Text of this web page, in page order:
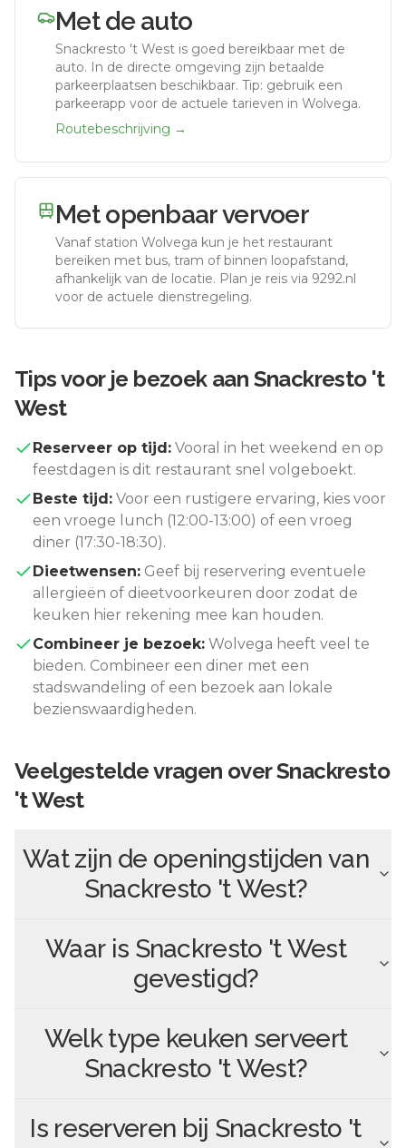
Met de auto
Snackresto 't West is goed bereikbaar met de
auto. In de directe omgeving zijn betaalde
parkeerplaatsen beschikbaar. Tip: gebruik een
parkeerapp voor de actuele tarieven in Wolvega.
Routebeschrijving →
Met openbaar vervoer
Vanaf station Wolvega kun je het restaurant
bereiken met bus, tram of binnen loopafstand,
afhankelijk van de locatie. Plan je reis via 9292.nl
voor de actuele dienstregeling.
Tips voor je bezoek aan Snackresto 't
West
Reserveer op tijd: Vooral in het weekend en op
feestdagen is dit restaurant snel volgeboekt.
Beste tijd: Voor een rustigere ervaring, kies voor
een vroege lunch (12:00-13:00) of een vroeg
diner (17:30-18:30).
Dieetwensen: Geef bij reservering eventuele
allergieën of dieetvoorkeuren door zodat de
keuken hier rekening mee kan houden.
Combineer je bezoek: Wolvega heeft veel te
bieden. Combineer een diner met een
stadswandeling of een bezoek aan lokale
bezienswaardigheden.
Veelgestelde vragen overSnackresto
't West
Wat zijn de openingstijden van
Snackresto 't West?
Waar is Snackresto 't West
gevestigd?
Welk type keuken serveert
Snackresto 't West?
Is reserveren bij Snackresto 't